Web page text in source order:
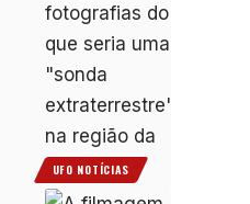
UFO NOTÍCIAS